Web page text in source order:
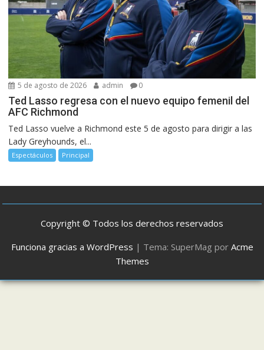
5 de agosto de 2026 admin 0
Ted Lasso regresa con el nuevo equipo femenil del
AFC Richmond
Ted Lasso vuelve a Richmond este 5 de agosto para dirigir a las
Lady Greyhounds, el...
Espectáculos Principal
Copyright © Todos los derechos reservados
Funciona gracias a WordPress | Tema: SuperMag por Acme
Themes